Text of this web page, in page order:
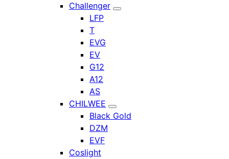
Challenger
LFP
T
EVG
EV
G12
A12
AS
CHILWEE
Black Gold
DZM
EVF
Coslight